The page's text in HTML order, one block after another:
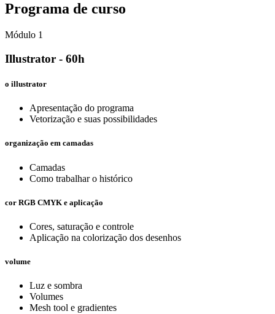
Programa de curso
Módulo 1
Illustrator - 60h
o illustrator
Apresentação do programa
Vetorização e suas possibilidades
organização em camadas
Camadas
Como trabalhar o histórico
cor RGB CMYK e aplicação
Cores, saturação e controle
Aplicação na colorização dos desenhos
volume
Luz e sombra
Volumes
Mesh tool e gradientes